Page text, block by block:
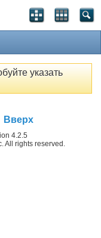
указать
Вверх
4.2.5
All rights reserved.